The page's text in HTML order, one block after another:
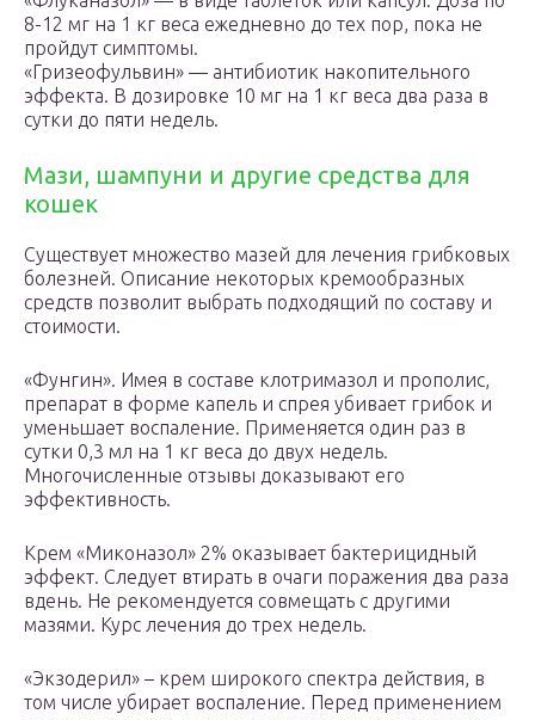
8-12 мг на 1 кг веса ежедневно до тех пор, пока не
пройдут симптомы.
«Гризеофульвин» — антибиотик накопительного
эффекта. В дозировке 10 мг на 1 кг веса два раза в
сутки до пяти недель.
Мази, шампуни и другие средства для
кошек
Существует множество мазей для лечения грибковых
болезней. Описание некоторых кремообразных
средств позволит выбрать подходящий по составу и
стоимости.
«Фунгин». Имея в составе клотримазол и прополис,
препарат в форме капель и спрея убивает грибок и
уменьшает воспаление. Применяется один раз в
сутки 0,3 мл на 1 кг веса до двух недель.
Многочисленные отзывы доказывают его
эффективность.
Крем «Миконазол» 2% оказывает бактерицидный
эффект. Следует втирать в очаги поражения два раза
вдень. Не рекомендуется совмещать с другими
мазями. Курс лечения до трех недель.
«Экзодерил» – крем широкого спектра действия, в
том числе убирает воспаление. Перед применением